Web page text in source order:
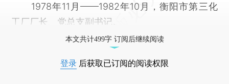
1978年11月——1982年10月，衡阳市第三化
工厂厂长、党总支副书记。
本文共计499字 订阅后继续阅读
登录 后获取已订阅的阅读权限